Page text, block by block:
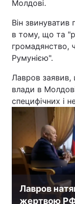
Молдові.
Він
в тому, що та
громадянство,
Румунією".
Лавров
влади в
специфічних і
Лавров
жертвою